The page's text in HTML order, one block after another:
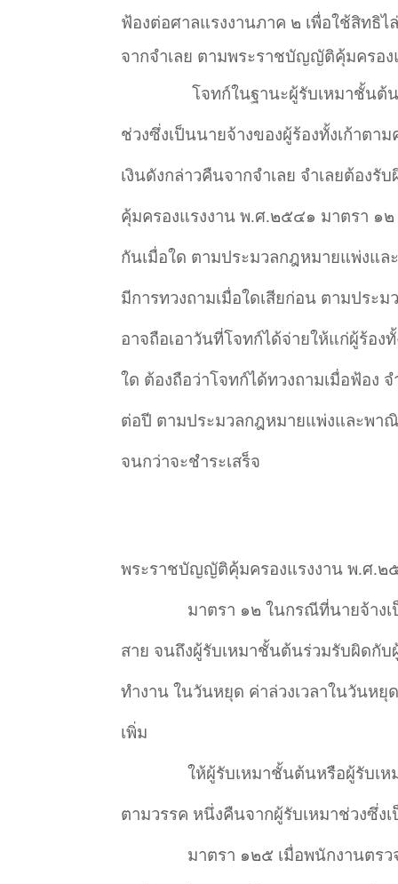
ฟ้องต่อศาลแรงงานภาค ๒ เพื่อใช้สิทธิ
จากจำเลย ตามพระราชบัญญัติคุ้มครอ
โจทก์ในฐานะผู้รับเหมาชั้นต้
ช่วงซึ่งเป็นนายจ้างของผู้ร้องทั้งเก้าตา
เงินดังกล่าวคืนจากจำเลย จำเลยต้อง
คุ้มครองแรงงาน พ.ศ.๒๕๔๑ มาตรา ๑๒
กันเมื่อใด ตามประมวลกฎหมายแพ่งแ
มีการทวงถามเมื่อใดเสียก่อน ตามปร
อาจถือเอาวันที่โจทก์ได้จ่ายให้แก่ผู้ร้อง
ใด ต้องถือว่าโจทก์ได้ทวงถามเมื่อฟ้อง
ต่อปี ตามประมวลกฎหมายแพ่งและพา
จนกว่าจะชำระเสร็จ
พระราชบัญญัติคุ้มครองแรงงาน พ.ศ.๒
มาตรา ๑๒ ในกรณีที่นายจ้าง
สาย จนถึงผู้รับเหมาชั้นต้นร่วมรับผิดกับ
ทำงาน ในวันหยุด ค่าล่วงเวลาในวันหยุ
เพิ่ม
ให้ผู้รับเหมาชั้นต้นหรือผู้รับเห
ตามวรรค หนึ่งคืนจากผู้รับเหมาช่วงซึ่ง
มาตรา ๑๒๕ เมื่อพนักงานตร